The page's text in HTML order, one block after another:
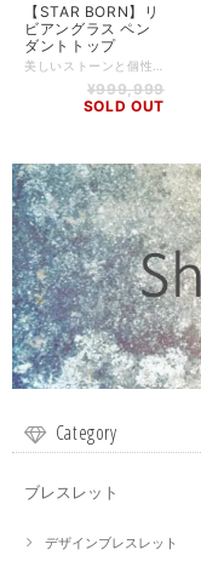
【STAR BORN】リ
ビアングラス ペン
ダントトップ
¥999,999
SOLD OUT
Category
ブレスレット
デザインブレスレット